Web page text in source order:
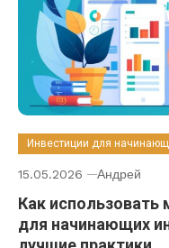
Инвестиции для
15.05.2026 Андрей
Как
для начинающих